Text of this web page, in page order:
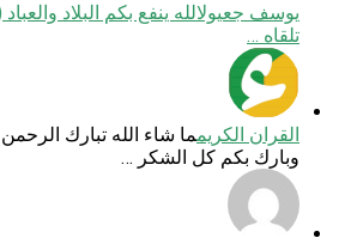
يوسف جعيولالله ينفع بكم البلاد
تلقاه …
القران الكريمما شاء الله تبارك الرحمن
وبارك بكم كل الشكر …